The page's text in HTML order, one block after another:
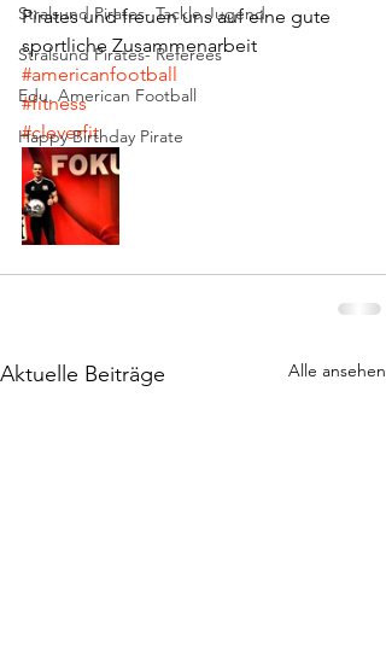
Stralsund Pirates- Tackle Jugend
Stralsund Pirates- Referees
Edu. American Football
Happy Birthday Pirate
Pirates und freuen uns auf eine gute
sportliche Zusammenarbeit
#americanfootball
#fitness
#cleverfit
Aktuelle Beiträge Alle ansehen